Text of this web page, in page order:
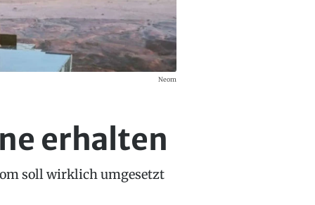
Neom
erhalten
soll wirklich umgesetzt